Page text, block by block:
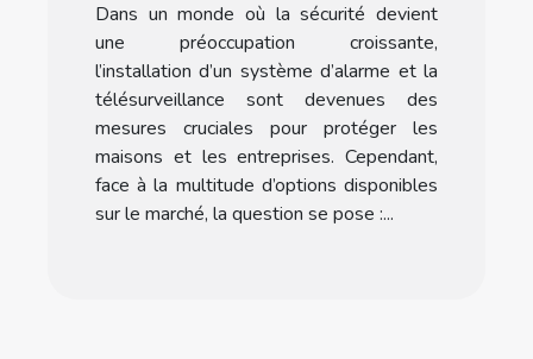
une agence spécialisée ?
Dans un monde où la sécurité devient
une préoccupation croissante,
l’installation d’un système d’alarme et la
télésurveillance sont devenues des
mesures cruciales pour protéger les
maisons et les entreprises. Cependant,
face à la multitude d’options disponibles
sur le marché, la question se pose :...